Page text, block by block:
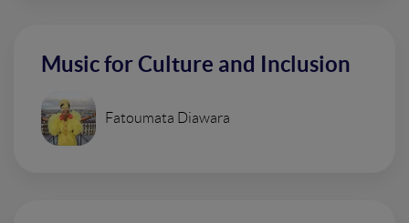
Music for Culture and Inclusion
Fatoumata Diawara